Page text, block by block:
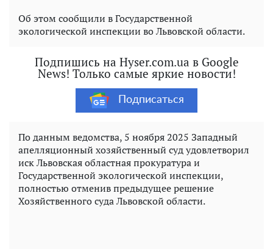
Об этом сообщили в Государственной
экологической инспекции во Львовской области.
Подпишись на Hyser.com.ua в Google
News! Только самые яркие новости!
Подписаться
По данным ведомства, 5 ноября 2025 Западный
апелляционный хозяйственный суд удовлетворил
иск Львовская областная прокуратура и
Государственной экологической инспекции,
полностью отменив предыдущее решение
Хозяйственного суда Львовской области.